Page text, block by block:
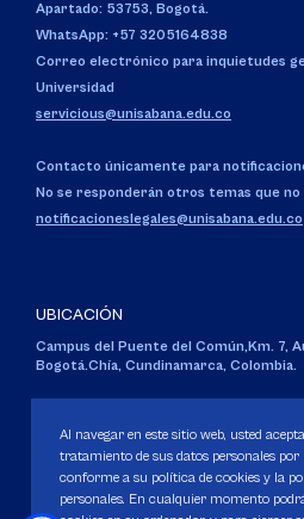
Apartado: 53753, Bogotá.
WhatsApp: +57 3205164838
Correo electrónico para inquietudes
Universidad
servicious@unisabana.edu.co
Contacto únicamente para
No se responderán otros temas que no
notificacioneslegales@unisabana.edu.co
UBICACIÓN
Campus del Puente del Común,Km. 7,
Bogotá.Chía, Cundinamarca, Colombia.
Personería Jurídica:Resolución 130 del 14
Ministerio de Educación Nacional.
Al navegar en este sitio web, usted
tratamiento de sus datos personales por
conforme a su política de cookies y la
personales. En cualquier momento